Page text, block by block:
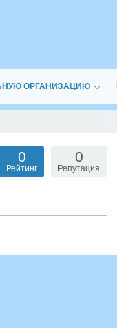
ОРГАНИЗАЦИЮ
0
Репутация
0
Рейтинг